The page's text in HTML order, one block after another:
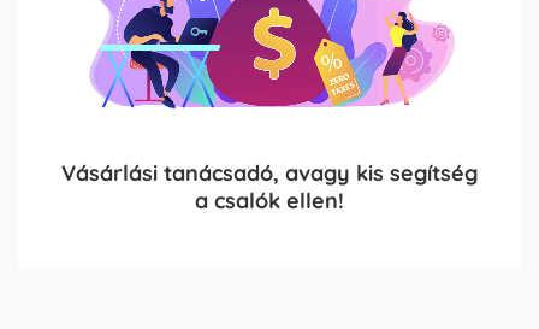
Vásárlási tanácsadó, avagy kis segítség
a csalók ellen!